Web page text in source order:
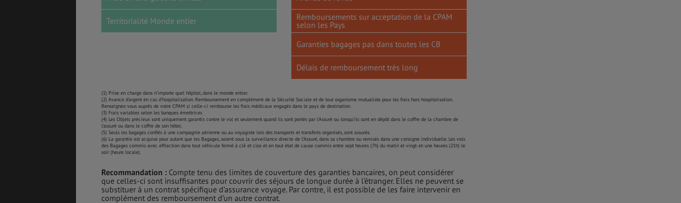
Territorialité Monde entier
Remboursements sur acceptation de la CPAM
selon les Pays
Garanties bagages pas dans toutes les CB
Délais de remboursement très long
(1) Prise en charge dans n’importe quel hôpital, dans le monde entier.
(2) Avance d’argent en cas d’hospitalisation. Remboursement en complément de la Sécurité Sociale et de tout organisme mutualiste pour les frais hors hospitalisation.
Renseignez-vous auprès de votre CPAM si celle-ci rembourse les frais médicaux engagés dans le pays de destination.
(3) Frais variables selon les banques émettrices
(4) Les Objets précieux sont uniquement garantis contre le vol et seulement quand ils sont portés par l’Assuré ou lorsqu’ils sont en dépôt dans le coffre de la chambre de
l'assuré ou dans le coffre de son hôtel.
(5) Seuls les bagages confiés à une compagnie aérienne ou au voyagiste lors des transports et transferts organisés, sont assurés.
(6) La garantie est acquise pour autant que les Bagages, soient sous la surveillance directe de l’Assuré, dans sa chambre ou remisés dans une consigne individuelle. Les vols
des Bagages commis avec effraction dans tout véhicule fermé à clé et clos et en tout état de cause commis entre sept heures (7h) du matin et vingt-et-une heures (21h) le
soir (heure locale).
Recommandation : Compte tenu des limites de couverture des garanties bancaires, on peut considérer
que celles-ci sont insuffisantes pour couvrir des séjours de longue durée à l’étranger. Elles ne peuvent se
substituer à un contrat spécifique d’assurance voyage. Par contre, il est possible de les faire intervenir en
complément des remboursement d’un autre contrat.